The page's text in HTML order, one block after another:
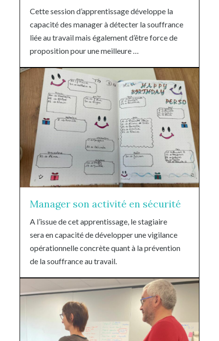
Cette session d’apprentissage développe la
capacité des manager à détecter la souffrance
liée au travail mais également d’être force de
proposition pour une meilleure …
Manager son activité en sécurité
A l’issue de cet apprentissage, le stagiaire
sera en capacité de développer une vigilance
opérationnelle concrète quant à la prévention
de la souffrance au travail.